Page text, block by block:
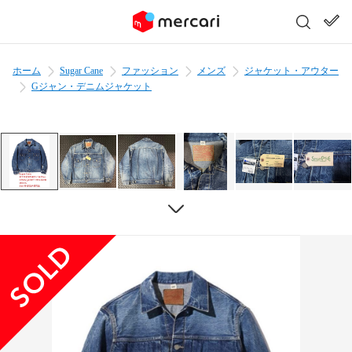
ホーム Sugar Cane ファッション メンズ
ジャケット・アウター
Gジャン・デニムジャケット